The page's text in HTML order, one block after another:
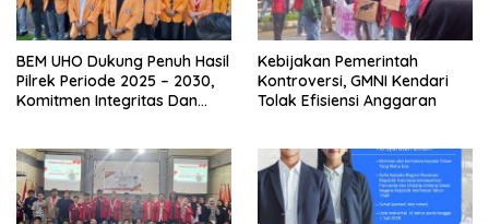
BEM UHO Dukung Penuh Hasil
Pilrek Periode 2025 – 2030,
Komitmen Integritas Dan
Kebijakan Pemerintah
Kontroversi, GMNI Kendari
Tolak Efisiensi Anggaran